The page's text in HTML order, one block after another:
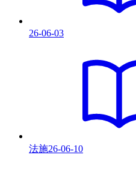
26-06-03
法施26-06-10